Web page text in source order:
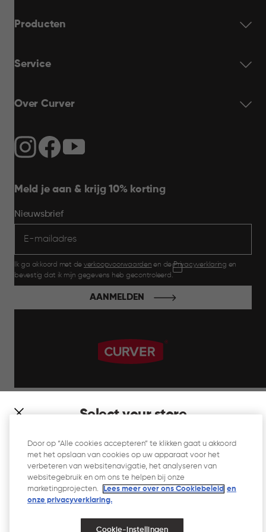
Select your store
which store would you like to shop?
Producten
Service
Over Curver
Meld je aan & krijg 10% korting
Nieuwsbrief
Ik ga akkoord met de verkoopvoorwaarden en dePrivacyverklaring en
bevestig dat ik mijn gegevens heb gecontroleerd.
AANMELDEN
Website Gebruiksvoorwaarden
Privacyverklaring
Cookiebeleid
Door op “Alle cookies accepteren” te klikken gaat u akkoord
met het opslaan van cookies op uw apparaat voor het
verbeteren van websitenavigatie, het analyseren van
websitegebruik en om ons te helpen bij onze
marketingprojecten.
Lees meer over ons Cookiebeleid en
onze privacyverklaring.​
Cookie-instellingen